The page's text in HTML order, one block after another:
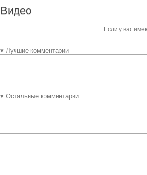
Видео
Если у вас
▾ Лучшие комментарии
▾ Остальные комментарии